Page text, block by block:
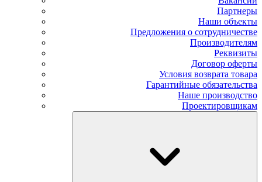
Партнеры
Наши объекты
Предложения о сотрудничестве
Производителям
Реквизиты
Договор оферты
Условия возврата товара
Гарантийные обязательства
Наше производство
Проектировщикам